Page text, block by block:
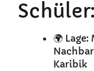
🌍
Karibik